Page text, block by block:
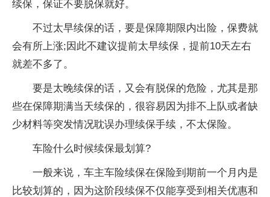
续保，保证不要脱保就好。
不过太早续保的话，要是保障期限内出险，保费就
会有所上涨;因此不建议提前太早续保，提前10天左右
就差不多了。
要是太晚续保的话，又会有脱保的危险，尤其是那
些在保障期满当天续保的，很容易因为排不上队或者缺
少材料等突发情况耽误办理续保手续，不太保险。
车险什么时候续保最划算?
一般来说，车主车险续保在保险到期前一个月内是
比较划算的，因为这阶段续保不仅能享受到相关优惠和